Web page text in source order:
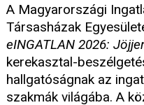
A Magyarországi
Társasházak
eINGATLAN 2026:
kerekasztal-
hallgatóságnak az
szakmák világába. A